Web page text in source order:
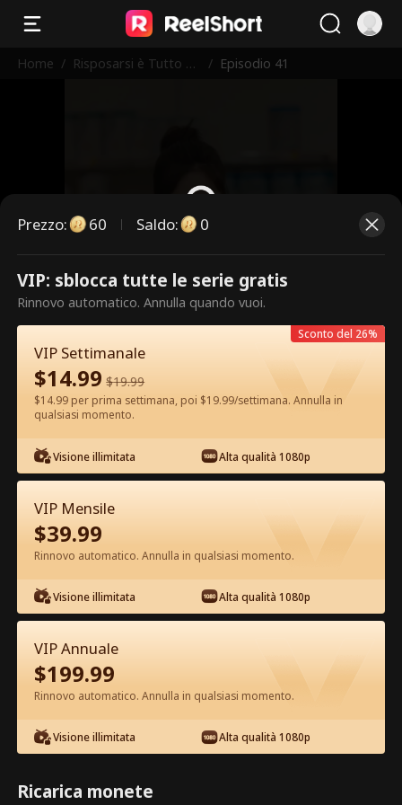
Home / Risposarsi è Tutto Ci
/ Episodio 41
Questi sono episodi a pagamento.
Sblocca per guardare.
Episodio 41 - Risposarsi è Tutto Ciò
che Vuole Film completo
1-50 51-92 Tutti gli episodi
41 42 44
Prezzo: 60 Saldo: 0
VIP: sblocca tutte le serie gratis
Rinnovo automatico. Annulla quando vuoi.
VIP Settimanale
$14.99 $19.99
$14.99 per prima settimana, poi $19.99/settimana. Annulla in
qualsiasi momento.
Visione illimitata Alta qualità 1080p
Sconto del 26%
VIP Mensile
$39.99
Rinnovo automatico. Annulla in qualsiasi momento.
Visione illimitata Alta qualità 1080p
VIP Annuale
$199.99
Rinnovo automatico. Annulla in qualsiasi momento.
Visione illimitata Alta qualità 1080p
Ricarica monete